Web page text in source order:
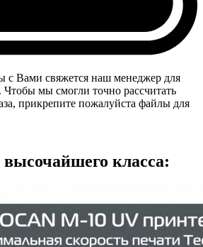
с Вами свяжется наш менеджер для
Чтобы мы смогли точно рассчитать
прикрепите пожалуйста файлы для
класса: